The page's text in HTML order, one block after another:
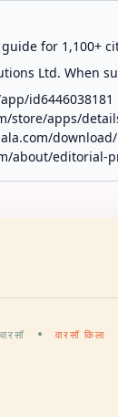
for 1,100+
Ltd. When
id6446038181
store/apps/
download/
about/editorial-
वारसॉ वारसॉ किला